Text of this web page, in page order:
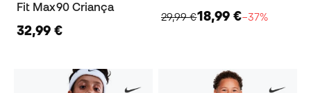
Fit Max90 Criança
32,99 €
29,99 €18,99 €−37%